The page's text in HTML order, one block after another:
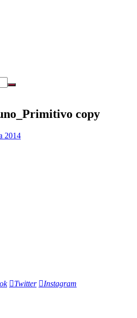
copy
2014
Twitter Instagram